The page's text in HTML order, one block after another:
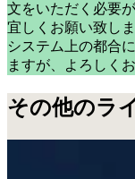
文をいただく必要
宜しくお願い致しま
システム上の都合
ますが、よろしく
その他のラ